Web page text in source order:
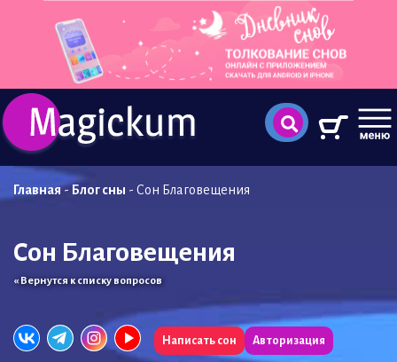
Главная- Блог сны - Сон Благовещения
Сон Благовещения
« Вернутся к списку вопросов
Написать сон Авторизация